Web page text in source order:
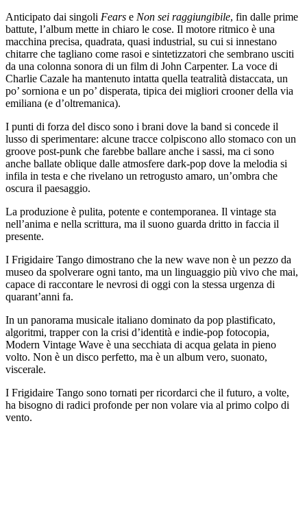
Anticipato dai singoli Fears e Non sei raggiungibile, fin dalle prime
battute, l’album mette in chiaro le cose. Il motore ritmico è una
macchina precisa, quadrata, quasi industrial, su cui si innestano
chitarre che tagliano come rasoi e sintetizzatori che sembrano usciti
da una colonna sonora di un film di John Carpenter. La voce di
Charlie Cazale ha mantenuto intatta quella teatralità distaccata, un
po’ sorniona e un po’ disperata, tipica dei migliori crooner della via
emiliana (e d’oltremanica).
I punti di forza del disco sono i brani dove la band si concede il
lusso di sperimentare: alcune tracce colpiscono allo stomaco con un
groove post-punk che farebbe ballare anche i sassi, ma ci sono
anche ballate oblique dalle atmosfere dark-pop dove la melodia si
infila in testa e che rivelano un retrogusto amaro, un’ombra che
oscura il paesaggio.
La produzione è pulita, potente e contemporanea. Il vintage sta
nell’anima e nella scrittura, ma il suono guarda dritto in faccia il
presente.
I Frigidaire Tango dimostrano che la new wave non è un pezzo da
museo da spolverare ogni tanto, ma un linguaggio più vivo che mai,
capace di raccontare le nevrosi di oggi con la stessa urgenza di
quarant’anni fa.
In un panorama musicale italiano dominato da pop plastificato,
algoritmi, trapper con la crisi d’identità e indie-pop fotocopia,
Modern Vintage Wave è una secchiata di acqua gelata in pieno
volto. Non è un disco perfetto, ma è un album vero, suonato,
viscerale.
I Frigidaire Tango sono tornati per ricordarci che il futuro, a volte,
ha bisogno di radici profonde per non volare via al primo colpo di
vento.